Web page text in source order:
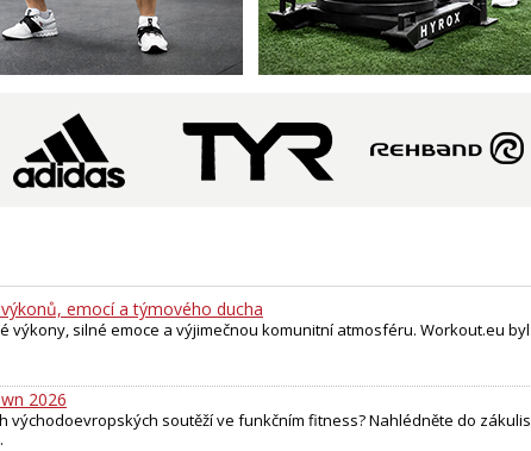
emocí a týmového ducha
výkony, silné emoce a výjimečnou komunitní atmosféru. Workout.eu
2026
soutěží ve funkčním fitness? Nahlédněte do